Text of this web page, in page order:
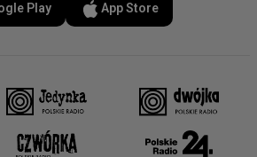
Play App Store